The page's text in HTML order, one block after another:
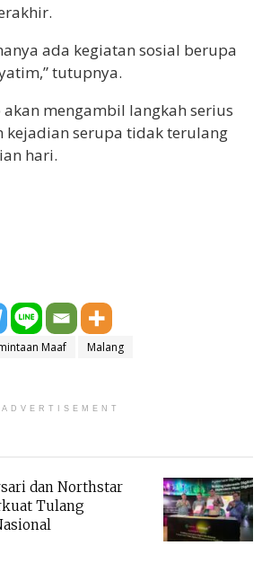
ada kegiatan sosial berupa
tutupnya.
mengambil langkah serius
kejadian serupa tidak terulang
hari.
Maaf Malang
ADVERTISEMENT
dan Northstar
Tulang